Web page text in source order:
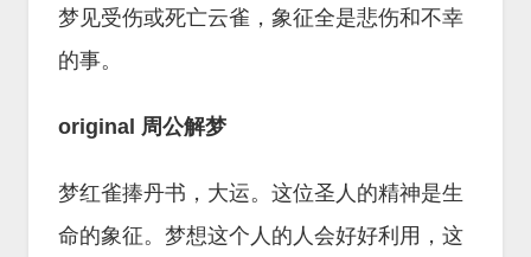
梦见受伤或死亡云雀，象征全是悲伤和不幸
的事。
original 周公解梦
梦红雀捧丹书，大运。这位圣人的精神是生
命的象征。梦想这个人的人会好好利用，这